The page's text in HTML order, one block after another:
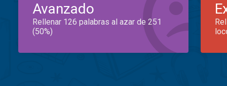
Avanzado
Rellenar 126 palabras al azar de 251
(50%)